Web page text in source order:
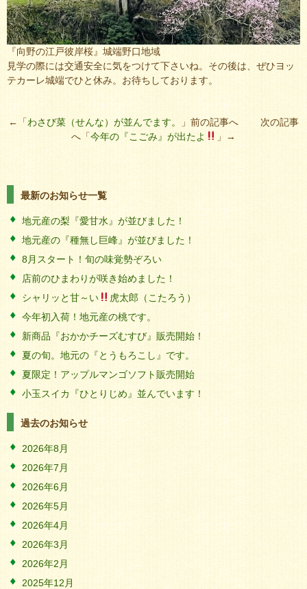
『向野の江戸彼岸桜』城端野口地域
見学の際には交通安全に気をつけて下さいね。その後は、ぜひヨッ
テカーレ城端でひと休み。お待ちしております。
←「わさび菜（せんな）が並んでます。 」前の記事へ 次の記事
へ「今年の『こごみ』が出たよ 」→
最新のお知らせ一覧
地元産の梨『愛甘水』が並びました！
地元産の『種無し巨峰』が並びました！
8月スタート！旬の味覚勢ぞろい
店前のひまわりが咲き始めました！
シャリッと甘～い
虎太郎（こたろう）
今年初入荷！地元産の桃です。
新商品『おかかチーズむすび』販売開始！
夏の旬。地元の『とうもろこし』です。
夏限定！アップルマンゴソフト販売開始
小玉スイカ『ひとりじめ』並んでいます！
過去のお知らせ
2026年8月
2026年7月
2026年6月
2026年5月
2026年4月
2026年3月
2026年2月
2025年12月